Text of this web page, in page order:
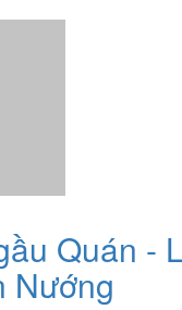
Quán -
Nướng